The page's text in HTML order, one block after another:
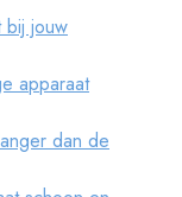
bij jouw
apparaat
dan de